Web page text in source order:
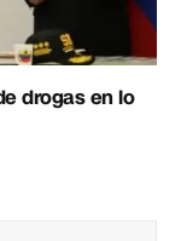
drogas en lo